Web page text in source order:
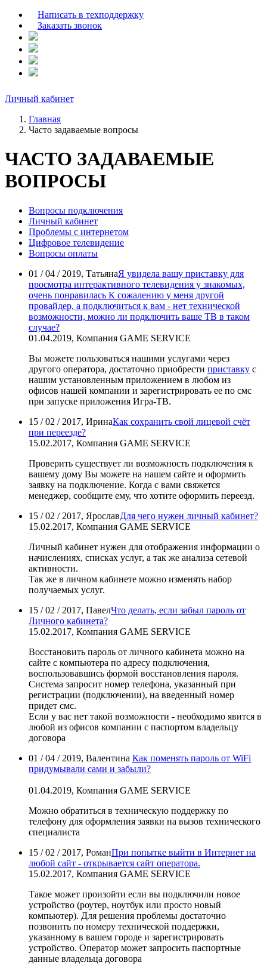
Написать в техподдержку
Заказать звонок
Личный кабинет
Главная
Часто задаваемые вопросы
ЧАСТО ЗАДАВАЕМЫЕ
ВОПРОСЫ
Вопросы подключения
Личный кабинет
Проблемы с интернетом
Цифровое телевидение
Вопросы оплаты
01 / 04 / 2019, ТатьянаЯ увидела вашу приставку для
просмотра интерактивного телевидения у знакомых,
очень понравилась К сожалению у меня другой
провайдер, а подключиться к вам - нет технической
возможности, можно ли подключить ваше ТВ в таком
случае?
01.04.2019, Компания GAME SERVICE
Вы можете пользоваться нашими услугами через
другого оператора, достаточно приобрести приставку с
нашим установленным приложением в любом из
офисов нашей компании и зарегистрировать ее по смс
при запуске приложения Игра-ТВ.
15 / 02 / 2017, ИринаКак сохранить свой лицевой счёт
при переезде?
15.02.2017, Компания GAME SERVICE
Проверить существует ли возможность подключения к
вашему дому Вы можете на нашем сайте и оформить
заявку на подключение. Когда с вами свяжется
менеджер, сообщите ему, что хотите оформить переезд.
15 / 02 / 2017, ЯрославДля чего нужен личный кабинет?
15.02.2017, Компания GAME SERVICE
Личный кабинет нужен для отображения информации о
начислениях, списках услуг, а так же анализа сетевой
активности.
Так же в личном кабинете можно изменять набор
получаемых услуг.
15 / 02 / 2017, ПавелЧто делать, если забыл пароль от
Личного кабинета?
15.02.2017, Компания GAME SERVICE
Восстановить пароль от личного кабинета можно на
сайте с компьютера по адресу подключения,
воспользовавшись формой восстановления пароля.
Система запросит номер телефона, указанный при
регистрации (подключении), на введенный номер
придет смс.
Если у вас нет такой возможности - необходимо явится в
любой из офисов компании с паспортом владельцу
договора
01 / 04 / 2019, Валентина Как поменять пароль от WiFi
придумывали сами и забыли?
01.04.2019, Компания GAME SERVICE
Можно обратиться в техническую поддержку по
телефону для оформления заявки на вызов технического
специалиста
15 / 02 / 2017, РоманПри попытке выйти в Интернет на
любой сайт - открывается сайт оператора.
15.02.2017, Компания GAME SERVICE
Такое может произойти если вы подключили новое
устройство (роутер, ноутбук или просто новый
компьютер). Для решения проблемы достаточно
позвонить по номеру технической поддержки,
указанному в вашем городе и зарегистрировать
устройство. Оператор может запросить паспортные
данные владельца договора